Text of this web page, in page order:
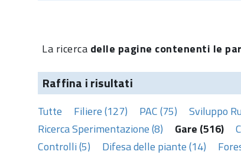
La ricerca delle pagine contenenti le
Raffina i risultati
Tutte Filiere (127) PAC (75) Sviluppo
Ricerca Sperimentazione (8)
Gare (516)
Controlli (5)
Difesa delle piante (14)